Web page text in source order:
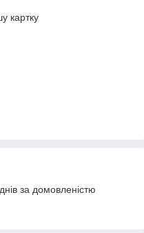
картку
за домовленістю